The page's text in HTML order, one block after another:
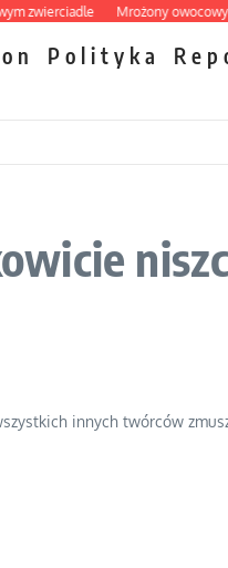
Mrożony owocowy
Polityka
innych twórców